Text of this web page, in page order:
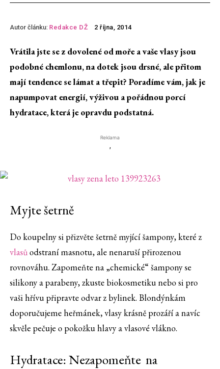
Autor článku: Redakce DŽ 2 října, 2014
Vrátila jste se z dovolené od moře a vaše vlasy jsou
podobné chemlonu, na dotek jsou drsné, ale přitom
mají tendence se lámat a třepit? Poradíme vám, jak je
napumpovat energií, výživou a pořádnou porcí
hydratace, která je opravdu podstatná.
Reklama
'
Myjte šetrně
Do koupelny si přizvěte šetrně myjící šampony, které z
vlasůodstraní masnotu, ale nenaruší přirozenou
rovnováhu. Zapomeňte na „chemické“ šampony se
silikony a parabeny, zkuste biokosmetiku nebo si pro
vaši hřívu připravte odvar z bylinek. Blondýnkám
doporučujeme heřmánek, vlasy krásně prozáří a navíc
skvěle pečuje o pokožku hlavy a vlasové vlákno.
Hydratace: Nezapomeňte na